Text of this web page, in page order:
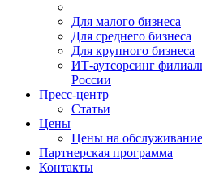
Для малого бизнеса
Для среднего бизнеса
Для крупного бизнеса
ИТ-аутсорсинг
России
Пресс-центр
Статьи
Цены
Цены на
Партнерская программа
Контакты